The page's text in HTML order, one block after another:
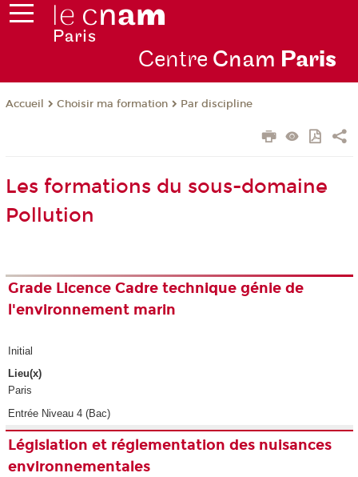
Centre Cnam Paris
Accueil Choisir ma formation Par discipline
Les formations du sous-domaine
Pollution
Grade Licence Cadre technique génie de
l'environnement marin
Initial
Lieu(x)
Paris
Entrée Niveau 4 (Bac)
Législation et réglementation des nuisances
environnementales